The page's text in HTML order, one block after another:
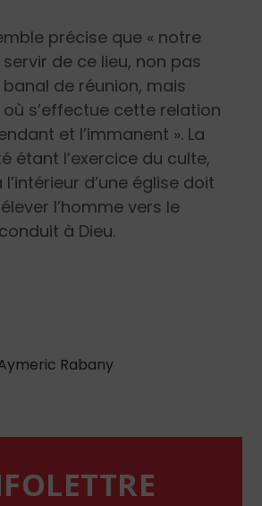
précise que « notre
de ce lieu, non pas
de réunion, mais
s’effectue cette relation
et l’immanent ». La
étant l’exercice du culte,
d’une église doit
l’homme vers le
à Dieu.
Rabany